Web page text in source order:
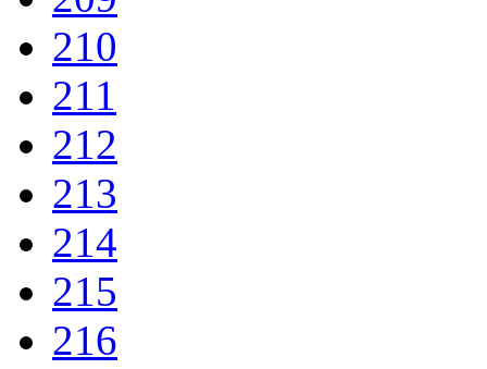
210
211
212
213
214
215
216